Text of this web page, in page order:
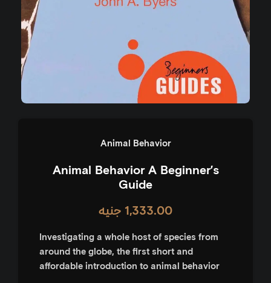
Animal Behavior
Animal Behavior A Beginner’s
Guide
1,333.00 جنيه
Investigating a whole host of species from
around the globe, the first short and
affordable introduction to animal behavior